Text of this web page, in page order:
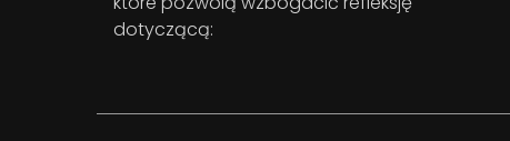
dotyczącą: